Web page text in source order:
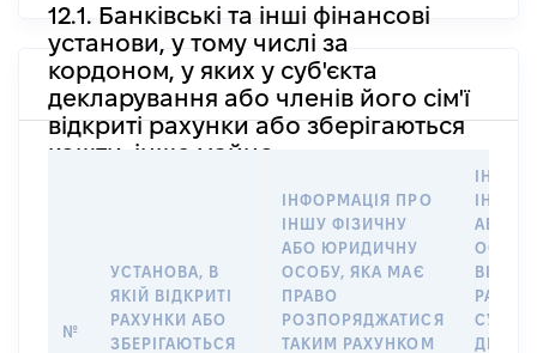
12.1. Банківські та інші фінансові
установи, у тому числі за
кордоном, у яких у суб'єкта
декларування або членів його сім'ї
відкриті рахунки або зберігаються
кошти, інше майно
№
УСТАНОВА, В
ЯКІЙ ВІДКРИТІ
РАХУНКИ АБО
ЗБЕРІГАЮТЬСЯ
ІНФОРМАЦІЯ ПРО
ІНШУ ФІЗИЧНУ
АБО ЮРИДИЧНУ
ОСОБУ, ЯКА МАЄ
ПРАВО
РОЗПОРЯДЖАТИСЯ
ТАКИМ РАХУНКОМ
ІНШУ
АБО